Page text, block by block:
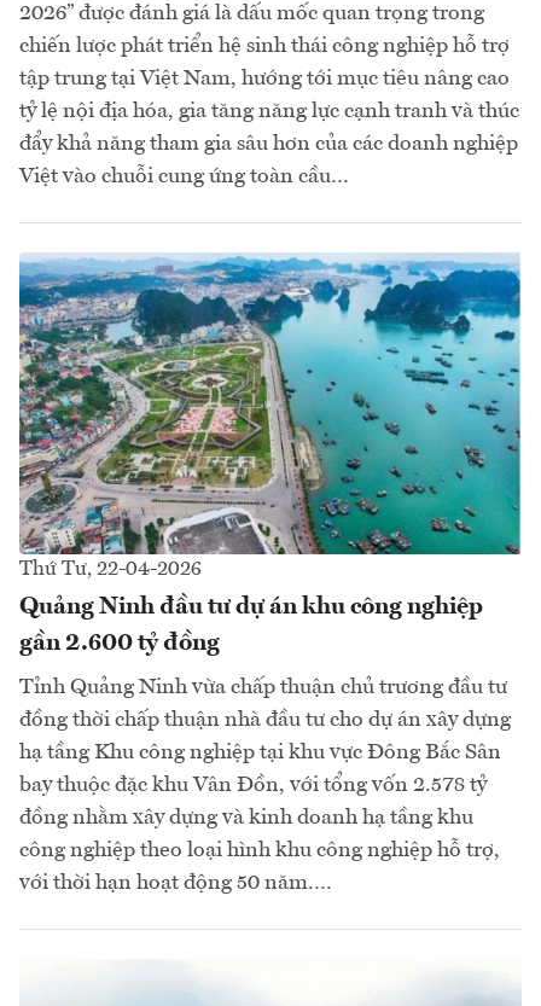
2026” được đánh giá là dấu mốc quan trọng trong
chiến lược phát triển hệ sinh thái công nghiệp hỗ trợ
tập trung tại Việt Nam, hướng tới mục tiêu nâng cao
tỷ lệ nội địa hóa, gia tăng năng lực cạnh tranh và thúc
đẩy khả năng tham gia sâu hơn của các doanh nghiệp
Việt vào chuỗi cung ứng toàn cầu…
Thứ Tư, 22-04-2026
Quảng Ninh đầu tư dự án khu công nghiệp
gần 2.600 tỷ đồng
Tỉnh Quảng Ninh vừa chấp thuận chủ trương đầu tư
đồng thời chấp thuận nhà đầu tư cho dự án xây dựng
hạ tầng Khu công nghiệp tại khu vực Đông Bắc Sân
bay thuộc đặc khu Vân Đồn, với tổng vốn 2.578 tỷ
đồng nhằm xây dựng và kinh doanh hạ tầng khu
công nghiệp theo loại hình khu công nghiệp hỗ trợ,
với thời hạn hoạt động 50 năm.…